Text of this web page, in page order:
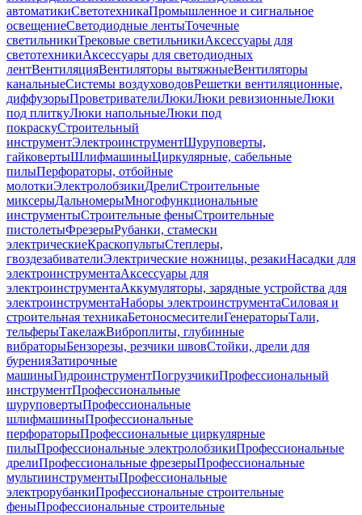
автоматикиСветотехникаПромышленное и сигнальное
освещениеСветодиодные лентыТочечные
светильникиТрековые светильникиАксессуары для
светотехникиАксессуары для светодиодных
лентВентиляцияВентиляторы вытяжныеВентиляторы
канальныеСистемы воздуховодовРешетки вентиляционные,
диффузорыПроветривателиЛюкиЛюки ревизионныеЛюки
под плиткуЛюки напольныеЛюки под
покраскуСтроительный
инструментЭлектроинструментШуруповерты,
гайковертыШлифмашиныЦиркулярные, сабельные
пилыПерфораторы, отбойные
молоткиЭлектролобзикиДрелиСтроительные
миксерыДальномерыМногофункциональные
инструментыСтроительные феныСтроительные
пистолетыФрезерыРубанки, стамески
электрическиеКраскопультыСтеплеры,
гвоздезабивателиЭлектрические ножницы, резакиНасадки для
электроинструментаАксессуары для
электроинструментаАккумуляторы, зарядные устройства для
электроинструментаНаборы электроинструментаСиловая и
строительная техникаБетоносмесителиГенераторыТали,
тельферыТакелажВиброплиты, глубинные
вибраторыБензорезы, резчики швовСтойки, дрели для
буренияЗатирочные
машиныГидроинструментПогрузчикиПрофессиональный
инструментПрофессиональные
шуруповертыПрофессиональные
шлифмашиныПрофессиональные
перфораторыПрофессиональные циркулярные
пилыПрофессиональные электролобзикиПрофессиональные
дрелиПрофессиональные фрезерыПрофессиональные
мультиинструментыПрофессиональные
электрорубанкиПрофессиональные строительные
феныПрофессиональные строительные